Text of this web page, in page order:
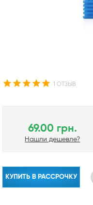
1 ОТЗЫВ
69.00 грн.
Нашли дешевле?
КУПИТЬ В РАССРОЧКУ